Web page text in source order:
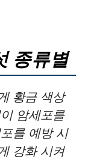
종류별
황금 색상
암세포를
를 예방 시
강화 시켜